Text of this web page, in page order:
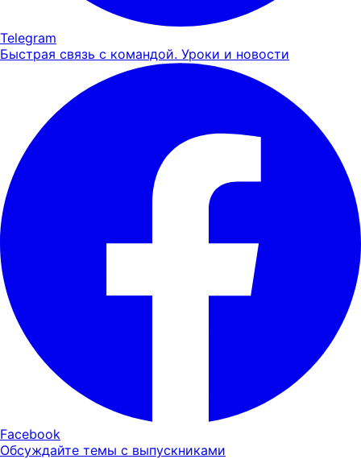
Telegram
Быстрая связь с командой. Уроки и новости
Facebook
Обсуждайте темы с выпускниками